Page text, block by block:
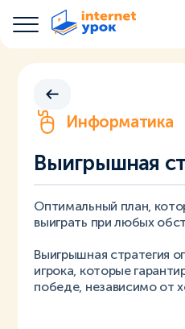
Информатика
Выигрышная
Оптимальный план,
выиграть при любых
Выигрышная стратегия
игрока, которые
победе, независимо от